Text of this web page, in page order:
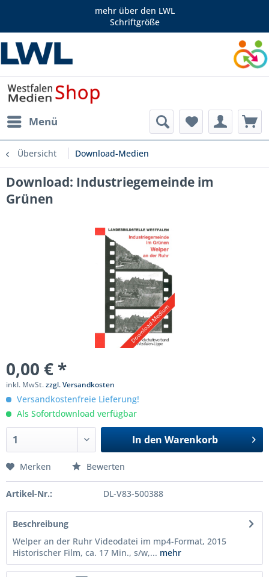
mehr über den LWL
Schriftgröße
Menü
Übersicht Download-Medien
Download: Industriegemeinde im
Grünen
0,00 € *
inkl. MwSt.zzgl. Versandkosten
Versandkostenfreie Lieferung!
Als Sofortdownload verfügbar
In den Warenkorb
Merken Bewerten
Artikel-Nr.: DL-V83-500388
Beschreibung
Welper an der Ruhr Videodatei im mp4-Format, 2015
Historischer Film, ca. 17 Min., s/w,... mehr